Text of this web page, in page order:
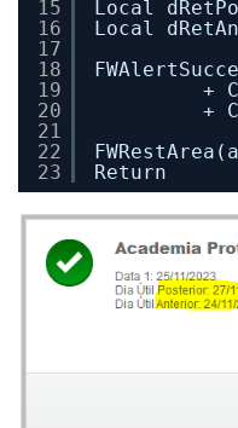
15
16
17
18
19
20
21
22
23
Local
Local
+
+
Return